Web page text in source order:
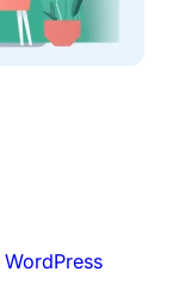
WordPress